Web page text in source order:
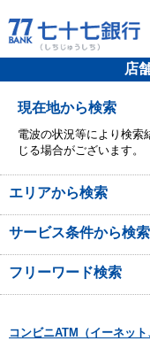
店
現在地から検索
電波の状況等により検索
じる場合がございます。
エリアから検索
サービス条件から検索
フリーワード検索
コンビニATM（イーネッ